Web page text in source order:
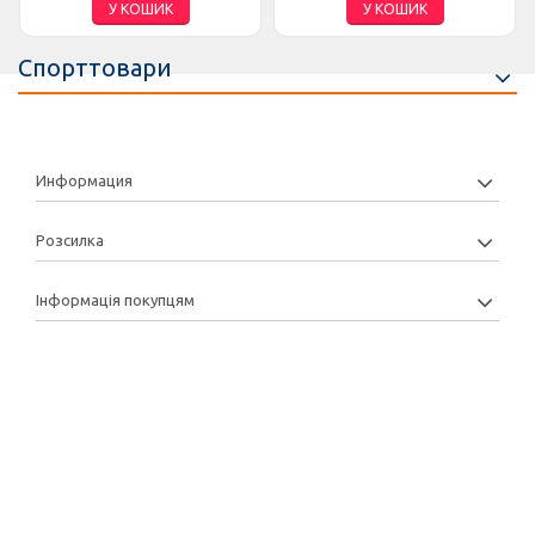
У КОШИК У КОШИК
Спорттовари
Информация
Розсилка
Інформація покупцям